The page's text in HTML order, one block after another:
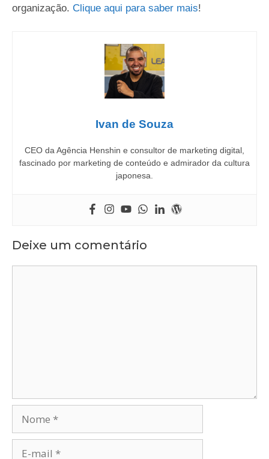
organização. Clique aqui para saber mais!
Ivan de Souza
CEO da Agência Henshin e consultor de marketing digital,
fascinado por marketing de conteúdo e admirador da cultura
japonesa.
Deixe um comentário